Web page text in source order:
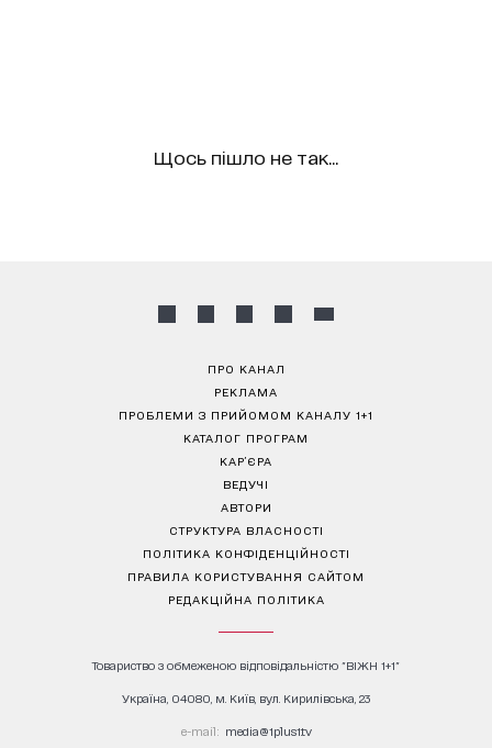
Щось пішло не так...
ПРО КАНАЛ
РЕКЛАМА
ПРОБЛЕМИ З ПРИЙОМОМ КАНАЛУ 1+1
КАТАЛОГ ПРОГРАМ
КАР’ЄРА
ВЕДУЧІ
АВТОРИ
СТРУКТУРА ВЛАСНОСТІ
ПОЛІТИКА КОНФІДЕНЦІЙНОСТІ
ПРАВИЛА КОРИСТУВАННЯ САЙТОМ
РЕДАКЦІЙНА ПОЛІТИКА
Товариство з обмеженою відповідальністю "ВІЖН 1+1"
Україна, 04080, м. Київ, вул. Кирилівська, 23
е-mail: media@1plus1.tv